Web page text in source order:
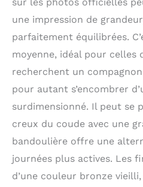
une impression de
parfaitement équilibrées.
moyenne, idéal pour celles
recherchent un
pour autant s’encombrer
surdimensionné. Il peut se
creux du coude avec une
bandoulière offre une
journées plus actives. Les
d’une couleur bronze